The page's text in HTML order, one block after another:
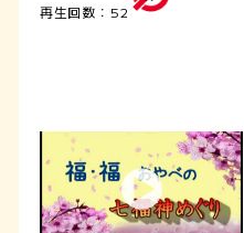
再生回数：52